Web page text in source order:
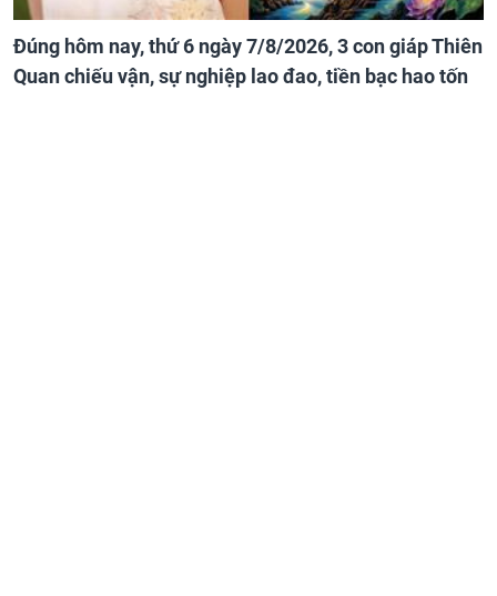
Đúng hôm nay, thứ 6 ngày 7/8/2026, 3 con giáp Thiên
Quan chiếu vận, sự nghiệp lao đao, tiền bạc hao tốn